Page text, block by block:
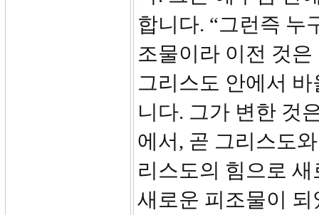
합니다. “그런즉 누
조물이라 이전 것
그리스도 안에서
니다. 그가 변한 것
에서, 곧 그리스도
리스도의 힘으로
새로운 피조물이